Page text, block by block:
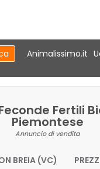
Animalissimo.it
Fertili
Piemontese
Annuncio di vendita
BREIA (VC)